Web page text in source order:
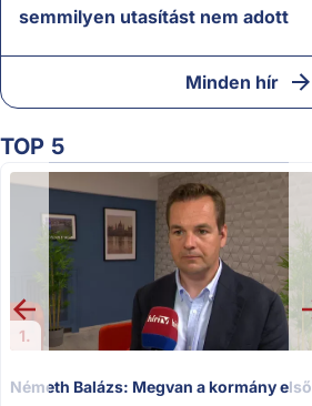
semmilyen utasítást nem adott
Minden hír
TOP 5
1.
Németh Balázs: Megvan a kormány első